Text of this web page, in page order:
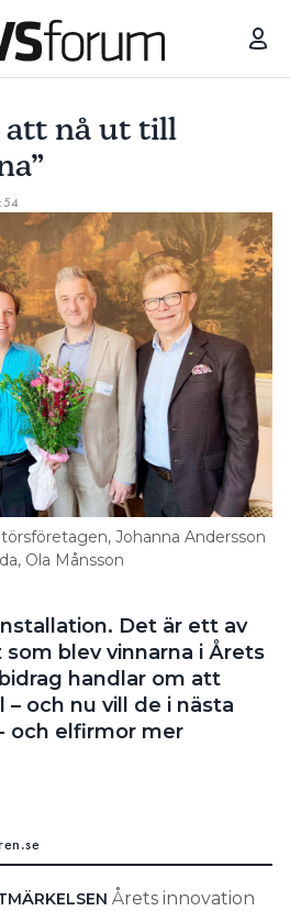
att nå ut till
Johanna Andersson
Ola Månsson
Det är ett av
blev vinnarna i Årets
handlar om att
och nu vill de i nästa
och elfirmor mer
Årets innovation
TILL INSTALLATÖRERNA”